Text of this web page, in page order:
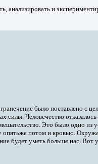
анализировать и
было поставлено с
Человечество отказалось
Это было одно
потом и кровью.
будет уметь больше нас. Вот